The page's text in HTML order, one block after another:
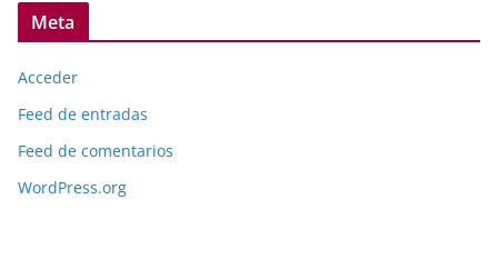
Meta
Acceder
Feed de entradas
Feed de comentarios
WordPress.org